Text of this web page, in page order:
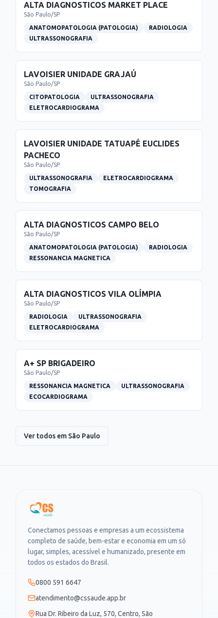
ALTA DIAGNOSTICOS MARKET PLACE
São Paulo/SP
ANATOMOPATOLOGIA (PATOLOGIA)
RADIOLOGIA
ULTRASSONOGRAFIA
LAVOISIER UNIDADE GRAJAÚ
São Paulo/SP
CITOPATOLOGIA
ULTRASSONOGRAFIA
ELETROCARDIOGRAMA
LAVOISIER UNIDADE TATUAPÉ EUCLIDES
PACHECO
São Paulo/SP
ULTRASSONOGRAFIA
ELETROCARDIOGRAMA
TOMOGRAFIA
ALTA DIAGNOSTICOS CAMPO BELO
São Paulo/SP
ANATOMOPATOLOGIA (PATOLOGIA)
RADIOLOGIA
RESSONANCIA MAGNETICA
ALTA DIAGNOSTICOS VILA OLÍMPIA
São Paulo/SP
RADIOLOGIA
ULTRASSONOGRAFIA
ELETROCARDIOGRAMA
A+ SP BRIGADEIRO
São Paulo/SP
RESSONANCIA MAGNETICA
ULTRASSONOGRAFIA
ECOCARDIOGRAMA
Ver todos em São Paulo
Conectamos pessoas e empresas a um ecossistema
completo de saúde, bem-estar e economia em um só
lugar, simples, acessível e humanizado, presente em
todos os estados do Brasil.
0800 591 6647
atendimento@cssaude.app.br
Rua Dr. Ribeiro da Luz, 570, Centro, São